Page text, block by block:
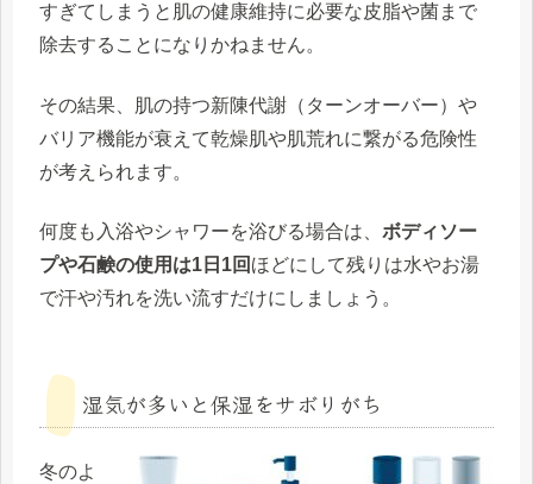
すぎてしまうと肌の健康維持に必要な皮脂や菌まで
除去することになりかねません。
その結果、肌の持つ新陳代謝（ターンオーバー）や
バリア機能が衰えて乾燥肌や肌荒れに繋がる危険性
が考えられます。
何度も入浴やシャワーを浴びる場合は、 ボディソー
プや石鹸の使用は1日1回 ほどにして残りは水やお湯
で汗や汚れを洗い流すだけにしましょう。
湿気が多いと保湿をサボりがち
冬のよ